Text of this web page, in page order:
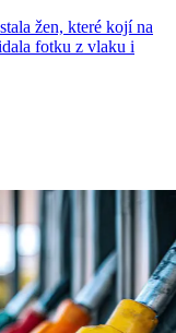
žen, které kojí na
fotku z vlaku i